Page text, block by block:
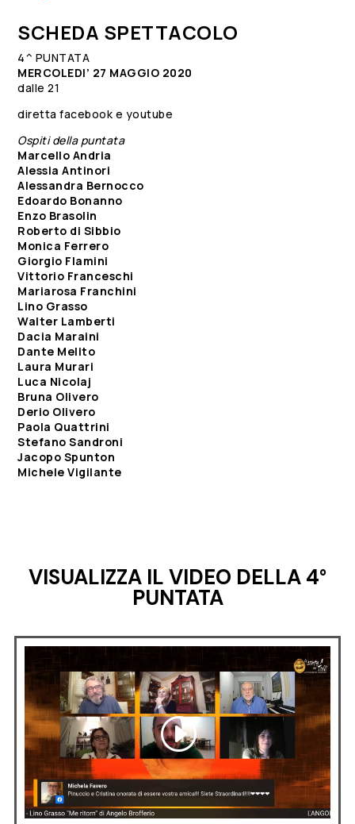
SCHEDA SPETTACOLO
4^ PUNTATA
MERCOLEDI’ 27 MAGGIO 2020
dalle 21
diretta facebook e youtube
Ospiti della puntata
Marcello Andria
Alessia Antinori
Alessandra Bernocco
Edoardo Bonanno
Enzo Brasolin
Roberto di Sibbio
Monica Ferrero
Giorgio Flamini
Vittorio Franceschi
Mariarosa Franchini
Lino Grasso
Walter Lamberti
Dacia Maraini
Dante Melito
Laura Murari
Luca Nicolaj
Bruna Olivero
Derio Olivero
Paola Quattrini
Stefano Sandroni
Jacopo Spunton
Michele Vigilante
VISUALIZZA IL VIDEO DELLA 4°
PUNTATA